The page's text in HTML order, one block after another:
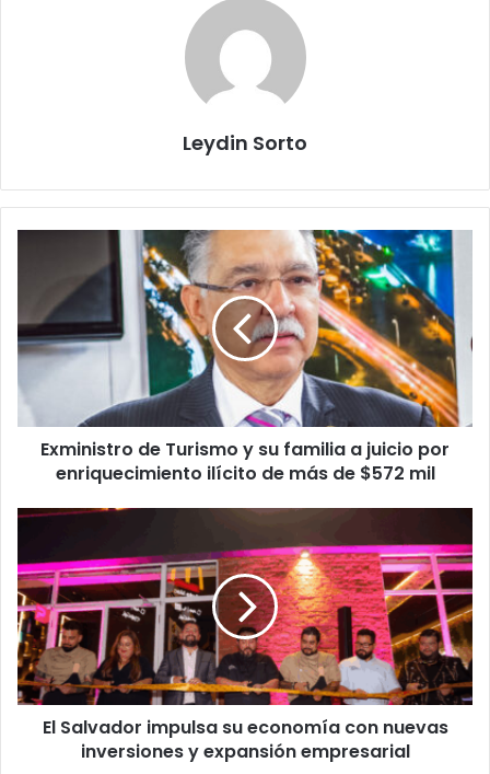
Leydin Sorto
su
familia
por
enriquecimiento
más
$572
mil
Exministro de Turismo y su familia a juicio por
enriquecimiento ilícito de más de $572 mil
El
impulsa
su
economía
con
nuevas
inversiones
y
expansión
empresarial
El Salvador impulsa su economía con nuevas
inversiones y expansión empresarial